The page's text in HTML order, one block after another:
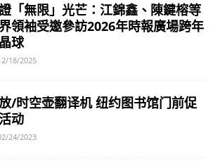
「無限」光芒：江錦鑫、陳鍵榕等
領袖受邀參訪2026年時報廣場跨年
球
18/2025
/时空壶翻译机 纽约图书馆门前促
动
24/2023